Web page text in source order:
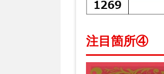
注目箇所④